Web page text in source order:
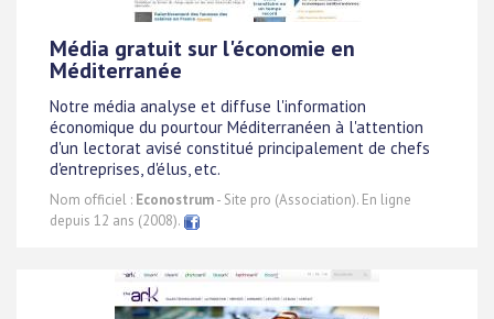
Média gratuit sur l'économie en
Méditerranée
Notre média analyse et diffuse l'information
économique du pourtour Méditerranéen à l'attention
d'un lectorat avisé constitué principalement de chefs
d'entreprises, d'élus, etc.
Nom officiel : Econostrum- Site pro (Association). En ligne
depuis 12 ans (2008).